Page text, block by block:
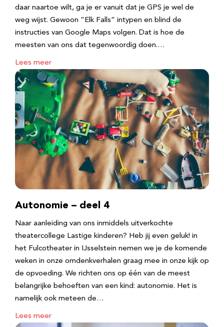
daar naartoe wilt, ga je er vanuit dat je GPS je wel de
weg wijst. Gewoon “Elk Falls” intypen en blind de
instructies van Google Maps volgen. Dat is hoe de
meesten van ons dat tegenwoordig doen.…
Lees meer
Autonomie – deel 4
Naar aanleiding van ons inmiddels uitverkochte
theatercollege Lastige kinderen? Heb jij even geluk! in
het Fulcotheater in IJsselstein nemen we je de komende
weken in onze omdenkverhalen graag mee in onze kijk op
de opvoeding. We richten ons op één van de meest
belangrijke behoeften van een kind: autonomie. Het is
namelijk ook meteen de…
Lees meer